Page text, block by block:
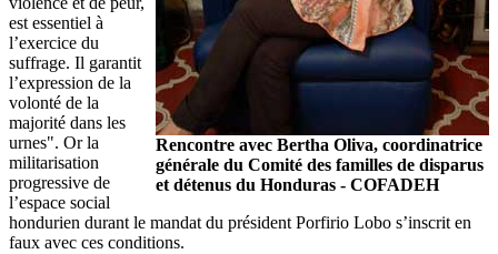
Rencontre avec Bertha Oliva, coordinatrice
générale du Comité des familles de disparus
et détenus du Honduras - COFADEH
est essentiel à
l’exercice du
suffrage. Il garantit
l’expression de la
volonté de la
majorité dans les
urnes". Or la
militarisation
progressive de
l’espace social
hondurien durant le mandat du président Porfirio Lobo s’inscrit en
faux avec ces conditions.